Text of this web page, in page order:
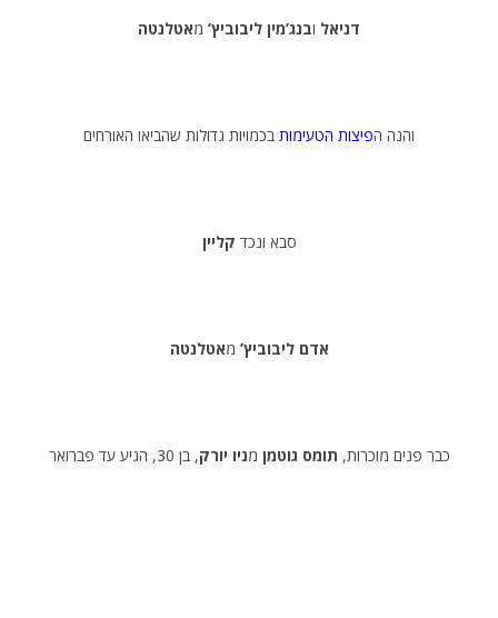
דניאל ובנג’מין ליבוביץ’ מאטלנטה
והנה הפיצות הטעימות בכמויות גדולות שהביאו האורחים
סבא ונכד קליין
אדם ליבוביץ’ מאטלנטה
כבר פנים מוכרות, תומס גוטמן מניו יורק, בן 30, הגיע עד פברואר